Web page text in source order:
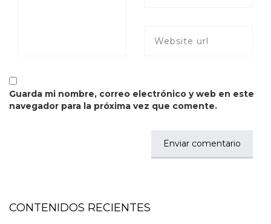
Guarda mi nombre, correo electrónico y web en este
navegador para la próxima vez que comente.
CONTENIDOS RECIENTES